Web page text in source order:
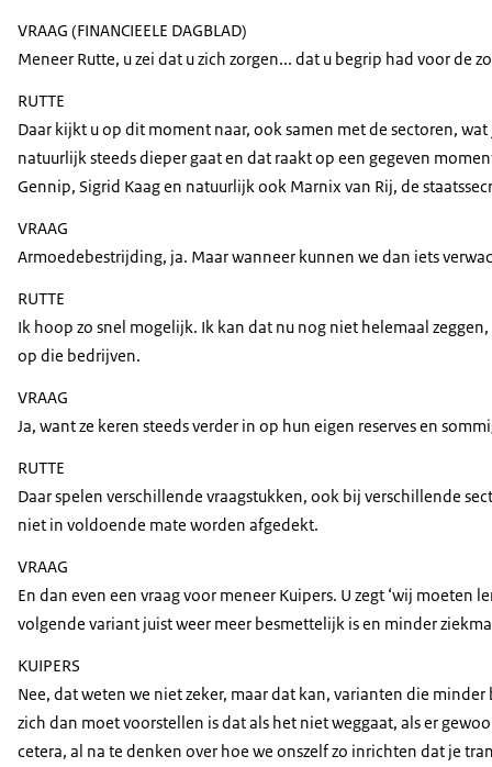
VRAAG (FINANCIEELE DAGBLAD)
Meneer Rutte, u zei dat u zich zorgen... dat u begrip had voor de
RUTTE
Daar kijkt u op dit moment naar, ook samen met de sectoren,
natuurlijk steeds dieper gaat en dat raakt op een gegeven
Gennip, Sigrid Kaag en natuurlijk ook Marnix van Rij, de
VRAAG
Armoedebestrijding, ja. Maar wanneer kunnen we dan iets
RUTTE
Ik hoop zo snel mogelijk. Ik kan dat nu nog niet helemaal
op die bedrijven.
VRAAG
Ja, want ze keren steeds verder in op hun eigen reserves en
RUTTE
Daar spelen verschillende vraagstukken, ook bij verschillende
niet in voldoende mate worden afgedekt.
VRAAG
En dan even een vraag voor meneer Kuipers. U zegt ‘wij
volgende variant juist weer meer besmettelijk is en minder
KUIPERS
Nee, dat weten we niet zeker, maar dat kan, varianten die
zich dan moet voorstellen is dat als het niet weggaat, als er
cetera, al na te denken over hoe we onszelf zo inrichten dat je